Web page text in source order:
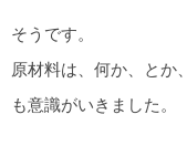
そうです。
原材料は、何か、とか
も意識がいきました。